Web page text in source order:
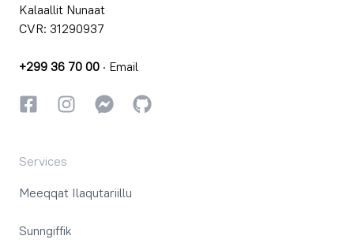
Kalaallit Nunaat
CVR: 31290937
+299 36 70 00 · Email
FacebookkiInstagrammiInstagrammi
GitHub
Services
Meeqqat Ilaqutariillu
Sunngiffik